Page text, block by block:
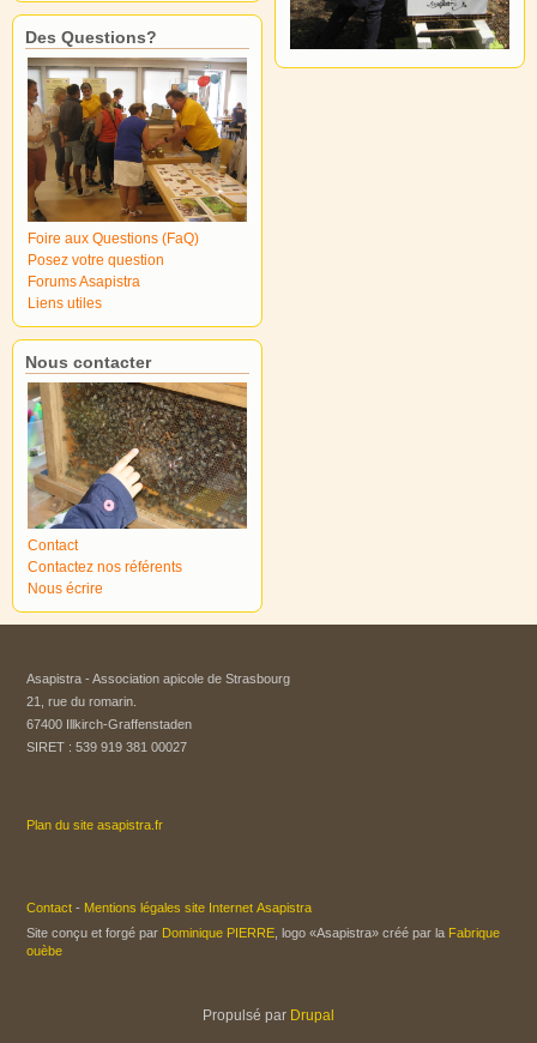
Des Questions?
Foire aux Questions (FaQ)
Posez votre question
Forums Asapistra
Liens utiles
Nous contacter
Contact
Contactez nos référents
Nous écrire
Asapistra - Association apicole de Strasbourg​
21, rue du romarin.
67400 Illkirch-Graffenstaden
SIRET : 539 919 381 00027
Plan du site asapistra.fr
Contact - Mentions légales site Internet Asapistra
Site conçu et forgé par Dominique PIERRE , logo «Asapistra» créé par la Fabrique
ouèbe
Propulsé par Drupal